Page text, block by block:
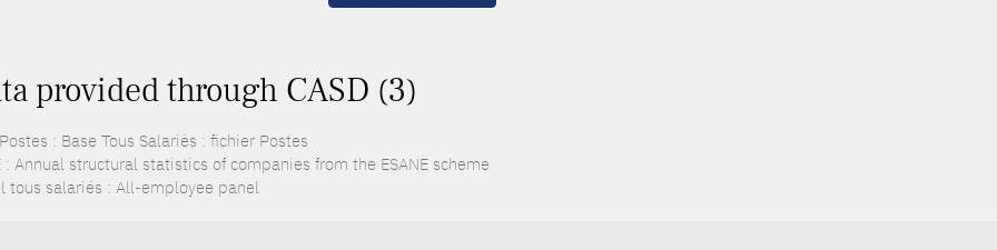
provided through CASD (3)
: Base Tous Salariés : fichier Postes
: Annual structural statistics of companies from the ESANE scheme
tous salariés : All-employee panel